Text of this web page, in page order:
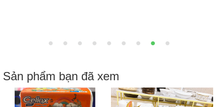
Sản phẩm bạn đã xem